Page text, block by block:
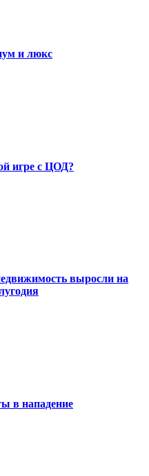
и люкс
игре с ЦОД?
выросли на
в нападение